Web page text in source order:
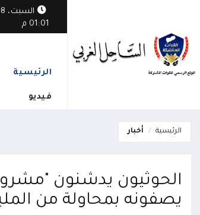
01:01 م
الرئيسية
فيديو
الرئيسية أخبار
الحوثيون يدشنون
يصفونه بمحاولة من